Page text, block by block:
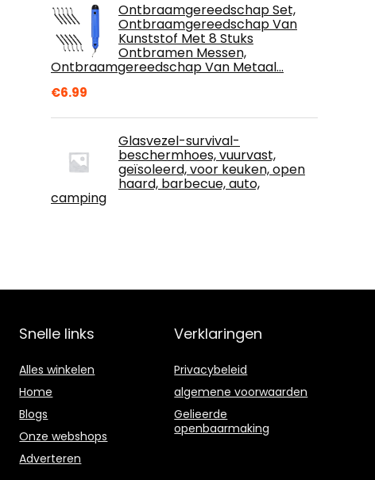
Ontbraamgereedschap Set,
Ontbraamgereedschap Van
Kunststof Met 8 Stuks
Ontbramen Messen,
Ontbraamgereedschap Van Metaal…
€6.99
Glasvezel-survival-
beschermhoes, vuurvast,
geïsoleerd, voor keuken, open
haard, barbecue, auto,
camping
Snelle links
Alles winkelen
Home
Blogs
Onze webshops
Adverteren
Verklaringen
Privacybeleid
algemene voorwaarden
Gelieerde
openbaarmaking